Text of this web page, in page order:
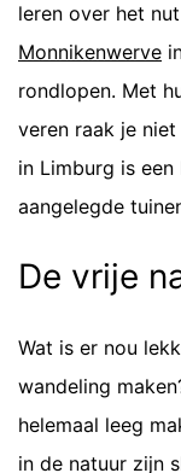
leren over het
Monnikenwerve
rondlopen. Met
veren raak je
in Limburg is
aangelegde
De vrije
Wat is er nou
wandeling
helemaal leeg
in de natuur zijn